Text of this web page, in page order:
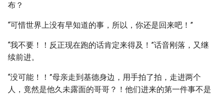
布？
“可惜世界上没有早知道的事，所以，你还是回来吧！”
“我不要！！反正现在跑的话肯定来得及！”话音刚落，又继
续前进。
“没可能！！”母亲走到基德身边，用手拍了拍，走进两个
人，竟然是他久未露面的哥哥？！他们进来的第一件事不是